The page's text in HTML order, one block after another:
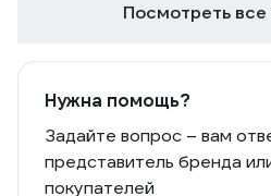
Посмотреть
Нужна помощь?
Задайте вопрос – вам
представитель бренда
покупателей